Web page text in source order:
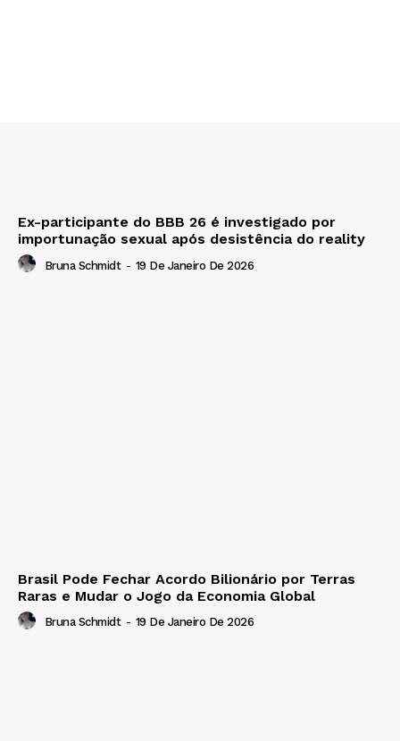
Ex-participante do BBB 26 é investigado por
importunação sexual após desistência do reality
Bruna Schmidt - 19 De Janeiro De 2026
Brasil Pode Fechar Acordo Bilionário por Terras
Raras e Mudar o Jogo da Economia Global
Bruna Schmidt - 19 De Janeiro De 2026